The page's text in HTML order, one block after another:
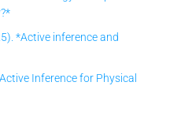
*Active inference and
Inference for Physical